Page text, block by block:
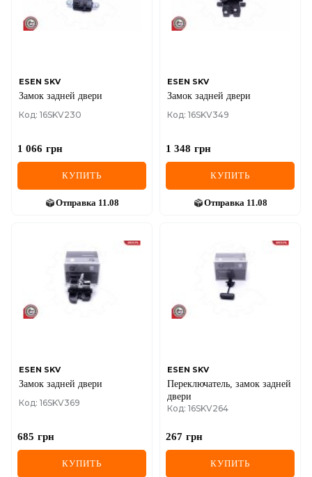
ESEN SKV
Замок задней двери
Код: 16SKV230
1 066 грн
КУПИТЬ
Отправка 11.08
ESEN SKV
Замок задней двери
Код: 16SKV349
1 348 грн
КУПИТЬ
Отправка 11.08
ESEN SKV
Замок задней двери
Код: 16SKV369
685 грн
КУПИТЬ
ESEN SKV
Переключатель, замок задней
двери
Код: 16SKV264
267 грн
КУПИТЬ